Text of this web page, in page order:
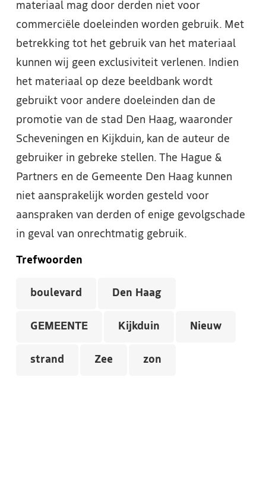
materiaal mag door derden niet voor
commerciële doeleinden worden gebruik. Met
betrekking tot het gebruik van het materiaal
kunnen wij geen exclusiviteit verlenen. Indien
het materiaal op deze beeldbank wordt
gebruikt voor andere doeleinden dan de
promotie van de stad Den Haag, waaronder
Scheveningen en Kijkduin, kan de auteur de
gebruiker in gebreke stellen. The Hague &
Partners en de Gemeente Den Haag kunnen
niet aansprakelijk worden gesteld voor
aanspraken van derden of enige gevolgschade
in geval van onrechtmatig gebruik.
Trefwoorden
boulevard Den Haag
GEMEENTE Kijkduin Nieuw
strand Zee zon